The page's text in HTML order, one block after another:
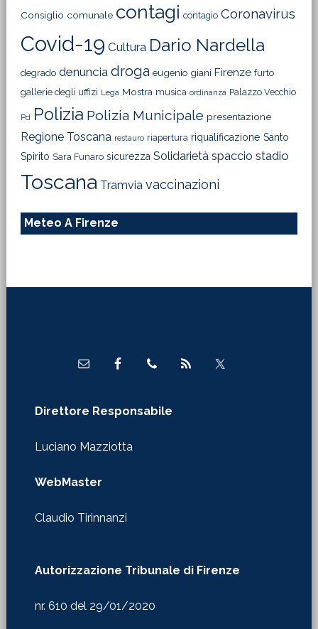
Consiglio comunale contagi contagio Coronavirus
Covid-19 Cultura Dario Nardella
degrado denuncia droga eugenio giani Firenze furto
gallerie degli uffizi Lega Mostra musica ordinanza Palazzo Vecchio
Pd Polizia Polizia Municipale presentazione
Regione Toscana restauro riapertura riqualificazione Santo
Spirito Sara Funaro sicurezza Solidarietà spaccio stadio
Toscana Tramvia vaccinazioni
Meteo A Firenze
Direttore Responsabile
Luciano Mazziotta
WebMaster
Claudio Tirinnanzi
Autorizzazione Tribunale di Firenze
nr. 610 del 29/01/2020